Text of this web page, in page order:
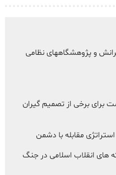
و پژوهشگاههای نظامی
برای برخی از تصمیم گیران
مقابله با دشمن
های انقلاب اسلامی در جنگ